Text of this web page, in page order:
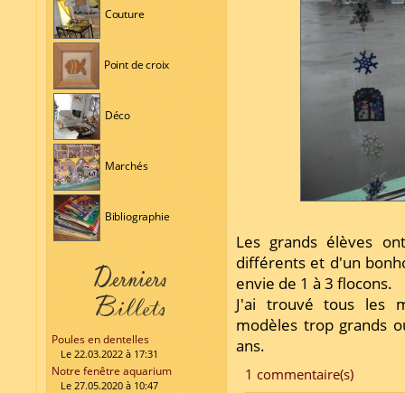
Couture
Point de croix
Déco
Marchés
Bibliographie
Poules en dentelles
Le 22.03.2022 à 17:31
Notre fenêtre aquarium
Le 27.05.2020 à 10:47
Les grands élèves
différents et d'un
envie de 1 à 3 flocons.
J'ai trouvé tous les
modèles trop grands
ans.
1 commentaire(s)